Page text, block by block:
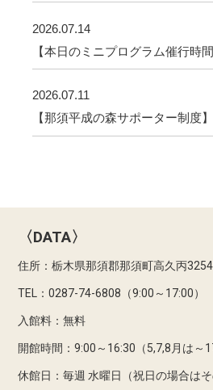
2026.07.14
【本日のミニプログラム催行時
2026.07.11
【那須平成の森サポーター制度
〈DATA〉
住所：栃木県那須郡那須町高久丙3254
TEL：0287-74-6808（9:00～17:00）
入館料：無料
開館時間：9:00～16:30（5,7,8月は～
休館日：毎週 水曜日（祝日の場合は